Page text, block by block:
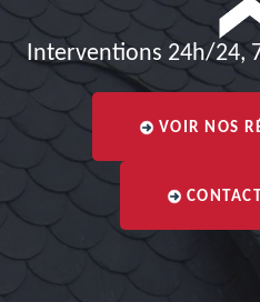
Interventions 24h/24,
VOIR NOS